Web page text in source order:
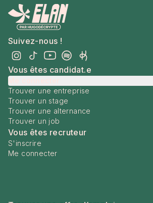
Suivez-nous !
Vous êtes candidat.e
Trouver une entreprise
Trouver un stage
Trouver une alternance
Trouver un job
Vous êtes recruteur
S'inscrire
Me connecter